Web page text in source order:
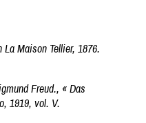
Maison Tellier, 1876.
Freud., « Das
1919, vol. V.